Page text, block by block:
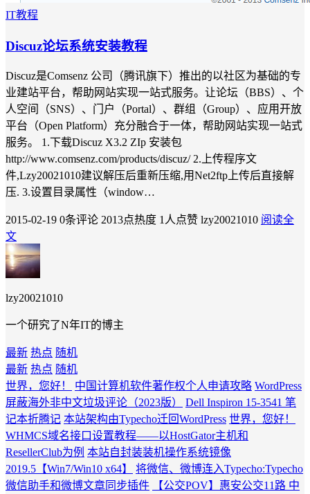
IT教程
Discuz论坛系统安装教程
Discuz是Comsenz 公司（腾讯旗下）推出的以社区为基础的专
业建站平台，帮助网站实现一站式服务。让论坛（BBS）、个
人空间（SNS）、门户（Portal）、群组（Group）、应用开放
平台（Open Platform）充分融合于一体，帮助网站实现一站式
服务。 1.下载Discuz X3.2 ZIp 安装包
http://www.comsenz.com/products/discuz/ 2.上传程序文
件,Lzy20021010建议解压后重新压缩,用Net2ftp上传后直接解
压. 3.设置目录属性（window…
2015-02-19 0条评论 2013点热度 1人点赞 lzy20021010 阅读全
文
lzy20021010
一个研究了N年IT的博主
最新 热点 随机
最新 热点 随机
世界，您好！
中国计算机软件著作权个人申请攻略 WordPress
屏蔽海外非中文垃圾评论（2023版）
Dell Inspiron 15-3541 笔
记本折腾记 本站架构由Typecho迁回WordPress 世界，您好！
WHMCS域名接口设置教程——以HostGator主机和
ResellerClub为例 本站自封装装机操作系统镜像
2019.5【Win7/Win10 x64】
将微信、微博连入Typecho:Typecho
微信助手和微博文章同步插件
【公交POV】惠安公交11路 中